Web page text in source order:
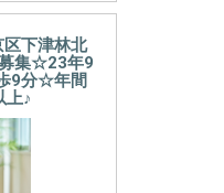
区下津林北
集☆23年9
9分☆年間
上♪